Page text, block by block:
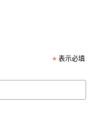
* 表示必填